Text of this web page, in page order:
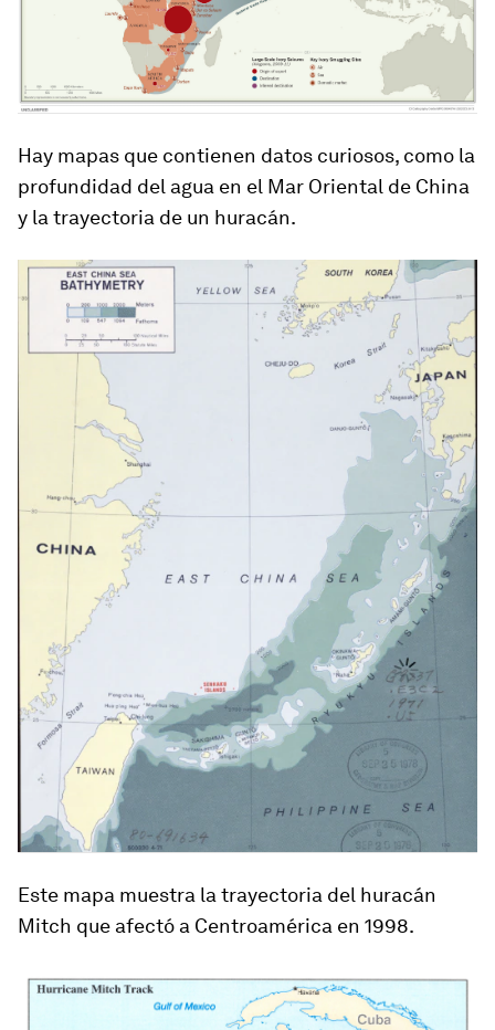
Hay mapas que contienen datos curiosos, como la
profundidad del agua en el Mar Oriental de China
y la trayectoria de un huracán.
Este mapa muestra la trayectoria del huracán
Mitch que afectó a Centroamérica en 1998.